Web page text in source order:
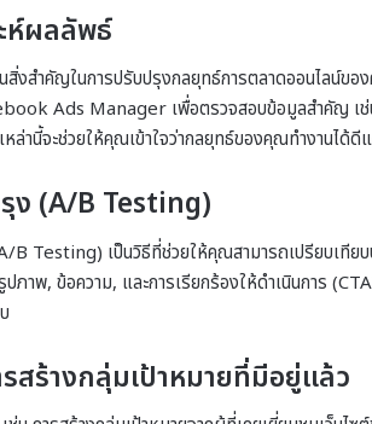
ห์ผลลัพธ์
งสำคัญในการปรับปรุงกลยุทธ์การตลาดออนไลน์ขอ
Ads Manager เพื่อตรวจสอบข้อมูลสำคัญ เช่
ล่านี้จะช่วยให้คุณเข้าใจว่ากลยุทธ์ของคุณทำงานได้ดี
ง (A/B Testing)
B Testing) เป็นวิธีที่ช่วยให้คุณสามารถเปรียบเที
าพ, ข้อความ, และการเรียกร้องให้ดำเนินการ
รสร้างกลุ่มเป้าหมายที่มีอยู่แล้ว